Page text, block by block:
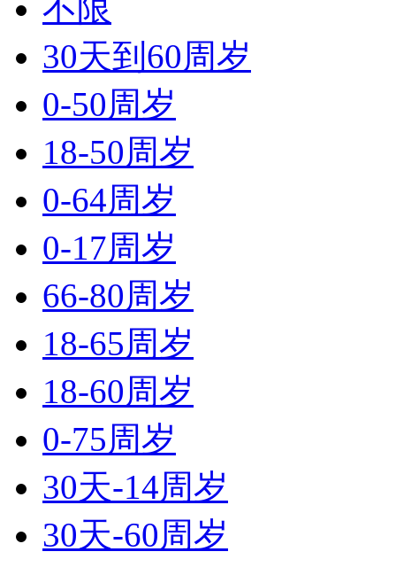
不限
30天到60周岁
0-50周岁
18-50周岁
0-64周岁
0-17周岁
66-80周岁
18-65周岁
18-60周岁
0-75周岁
30天-14周岁
30天-60周岁